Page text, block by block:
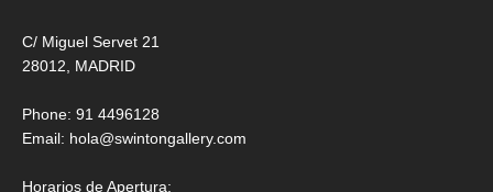
C/ Miguel Servet 21
28012, MADRID
Phone: 91 4496128
Email: hola@swintongallery.com
Horarios de Apertura: